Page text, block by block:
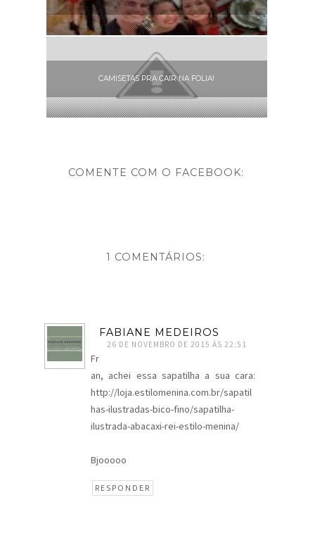
CAMISETAS PRA CAIR NA FOLIA!
COMENTE COM O FACEBOOK:
1 COMENTÁRIOS:
FABIANE MEDEIROS
26 DE NOVEMBRO DE 2015 ÀS 22:51
Fr
an, achei essa sapatilha a sua cara:
http://loja.estilomenina.com.br/sapatil
has-ilustradas-bico-fino/sapatilha-
ilustrada-abacaxi-rei-estilo-menina/
Bjooooo
RESPONDER